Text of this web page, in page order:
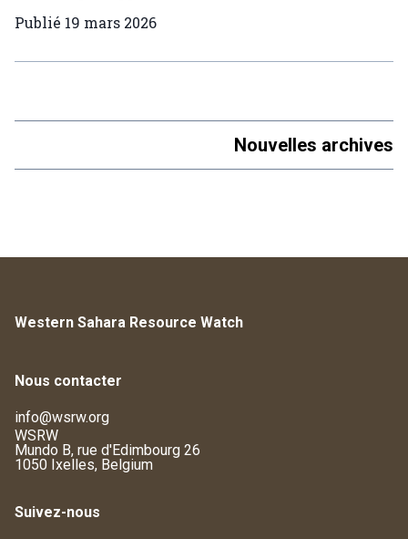
Publié 19 mars 2026
Nouvelles archives
Western Sahara Resource Watch
Nous contacter
info@wsrw.org
WSRW
Mundo B, rue d'Edimbourg 26
1050 Ixelles, Belgium
Suivez-nous